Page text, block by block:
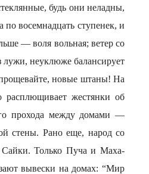
будь они неладны,
по восемнадцать ступенек, и
— воля вольная; ветер со
лужи, неуклюже балансирует
новые штаны! На
расплющивает жестянки об
прохода между домами —
стены. Рано еще, народ со
Только Пуча и Маха-
вывески на домах: “Мир